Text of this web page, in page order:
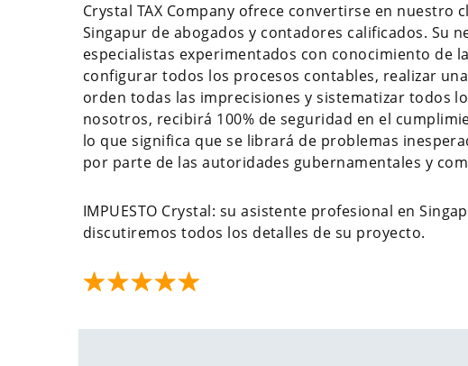
Crystal TAX Company ofrece convertirse en nuestro
Singapur de abogados y contadores calificados. Su
especialistas experimentados con conocimiento de
configurar todos los procesos contables, realizar
orden todas las imprecisiones y sistematizar todos
nosotros, recibirá 100% de seguridad en el
lo que significa que se librará de problemas
por parte de las autoridades gubernamentales y
IMPUESTO Crystal: su asistente profesional en
discutiremos todos los detalles de su proyecto.